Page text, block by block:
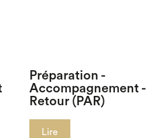
Préparation -
Accompagnement -
Retour (PAR)
Lire